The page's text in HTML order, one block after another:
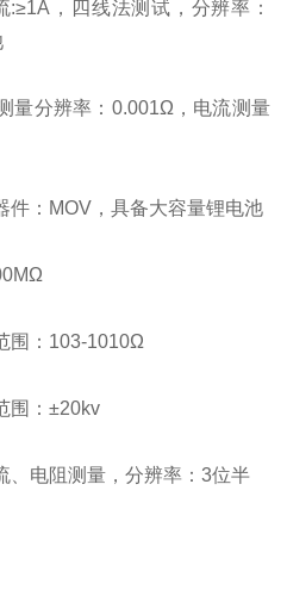
，四线法测试，分辨率：
量分辨率：0.001Ω，电流测量
件：MOV，具备大容量锂电池
围：103-1010Ω
围：±20kv
、电阻测量，分辨率：3位半